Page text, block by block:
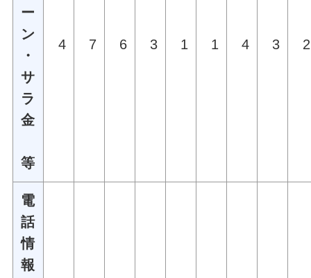
ー
ン
・
サ
ラ
金
等
4 7 6 3 1 1 4 3 2
電
話
情
報